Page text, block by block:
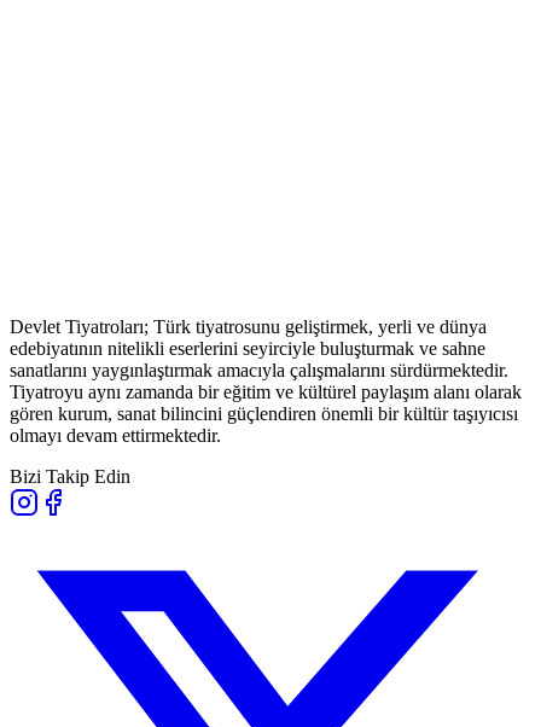
Devlet Tiyatroları; Türk tiyatrosunu geliştirmek, yerli ve dünya
edebiyatının nitelikli eserlerini seyirciyle buluşturmak ve sahne
sanatlarını yaygınlaştırmak amacıyla çalışmalarını sürdürmektedir.
Tiyatroyu aynı zamanda bir eğitim ve kültürel paylaşım alanı olarak
gören kurum, sanat bilincini güçlendiren önemli bir kültür taşıyıcısı
olmayı devam ettirmektedir.
Bizi Takip Edin